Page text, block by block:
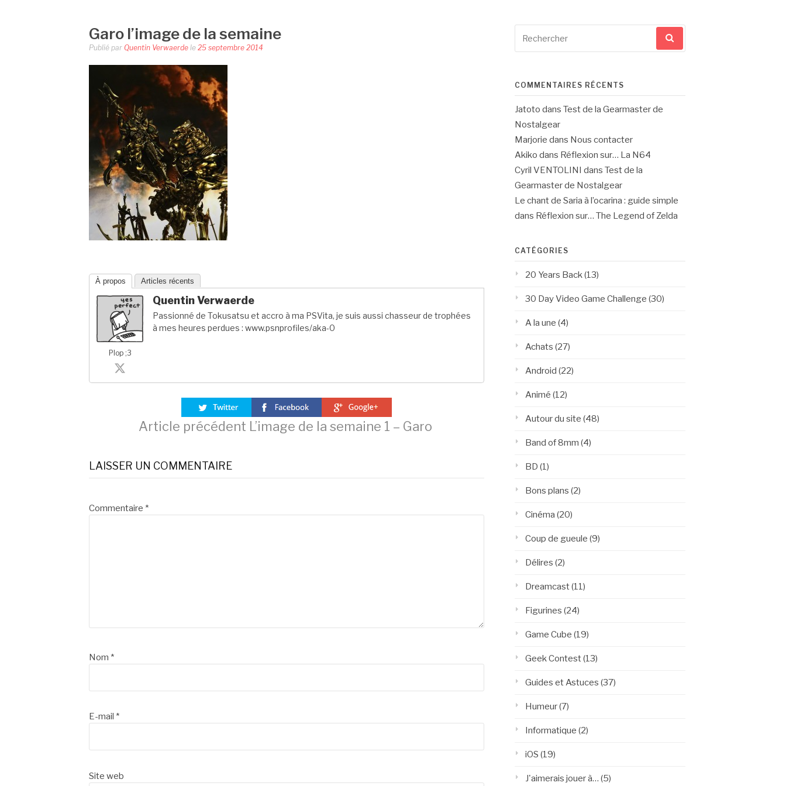
Garo l’image de la semaine
Publié par Quentin Verwaerde le 25 septembre 2014
À propos Articles récents
Plop ;3
Quentin Verwaerde
Passionné de Tokusatsu et accro à ma PSVita, je suis aussi chasseur de trophées
à mes heures perdues : www.psnprofiles/aka-0
Lire
la
suite
Article précédent L’image de la semaine 1 – Garo
LAISSER UN COMMENTAIRE
Commentaire *
Nom *
E-mail *
Site web
pour
COMMENTAIRES RÉCENTS
Jatoto dans Test de la Gearmaster de
Nostalgear
Marjorie dans Nous contacter
Akiko dans Réflexion sur… La N64
Cyril VENTOLINI dans Test de la
Gearmaster de Nostalgear
Le chant de Saria à l’ocarina : guide simple
dans Réflexion sur… The Legend of Zelda
CATÉGORIES
20 Years Back (13)
30 Day Video Game Challenge (30)
A la une (4)
Achats (27)
Android (22)
Animé (12)
Autour du site (48)
Band of 8mm (4)
BD (1)
Bons plans (2)
Cinéma (20)
Coup de gueule (9)
Délires (2)
Dreamcast(11)
Figurines (24)
Game Cube (19)
Geek Contest(13)
Guides et Astuces (37)
Humeur(7)
Informatique (2)
iOS (19)
J'aimerais jouer à… (5)